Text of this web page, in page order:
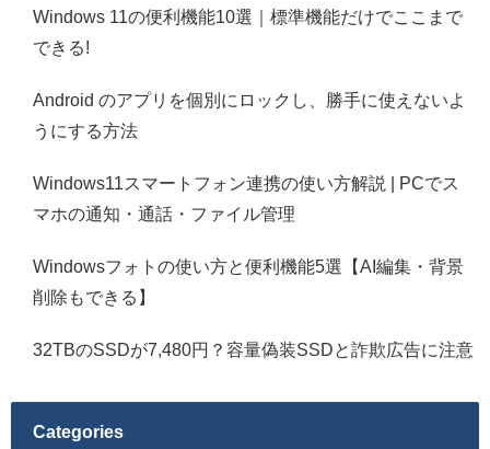
Windows 11の便利機能10選｜標準機能だけでここまで
できる!
Android のアプリを個別にロックし、勝手に使えないよ
うにする方法
Windows11スマートフォン連携の使い方解説 | PCでス
マホの通知・通話・ファイル管理
Windowsフォトの使い方と便利機能5選【AI編集・背景
削除もできる】
32TBのSSDが7,480円？容量偽装SSDと詐欺広告に注意
Categories